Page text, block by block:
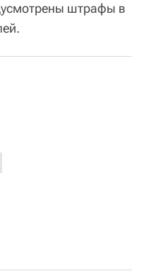
штрафы в